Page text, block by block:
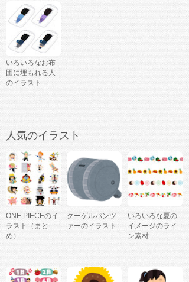
いろいろなお布
団に埋もれる人
のイラスト
人気のイラスト
ONE PIECEのイ
ラスト（まと
め）
クーゲルパンツ
ァーのイラスト
いろいろな夏の
イメージのライ
ン素材